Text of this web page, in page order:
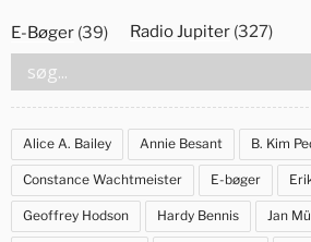
til
indhold
E-Bøger (39) Radio Jupiter (327)
Alice A. Bailey Annie Besant B. Kim
Constance Wachtmeister E-bøger
Geoffrey Hodson Hardy Bennis Jan